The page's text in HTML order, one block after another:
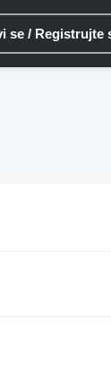
se / Registrujte